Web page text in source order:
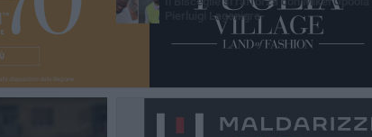
Pierluigi Lagonigro